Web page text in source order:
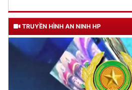
TRUYỀN HÌNH AN NINH HP